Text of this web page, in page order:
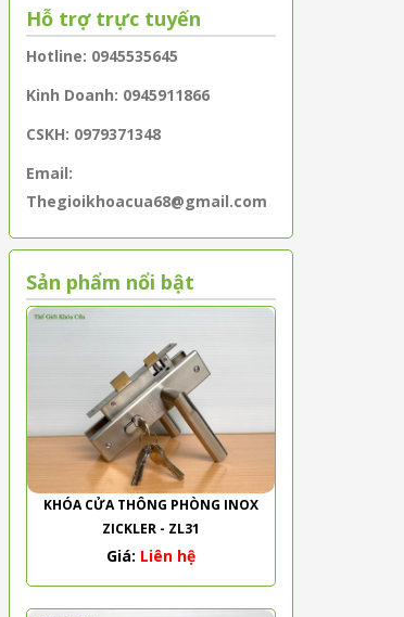
Hỗ trợ trực tuyến
Hotline: 0945535645
Kinh Doanh: 0945911866
CSKH: 0979371348
Email:
Thegioikhoacua68@gmail.com
Sản phẩm nổi bật
KHÓA CỬA THÔNG PHÒNG INOX
ZICKLER - ZL31
Giá: Liên hệ